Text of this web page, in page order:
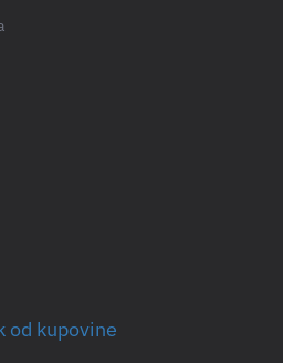
od kupovine